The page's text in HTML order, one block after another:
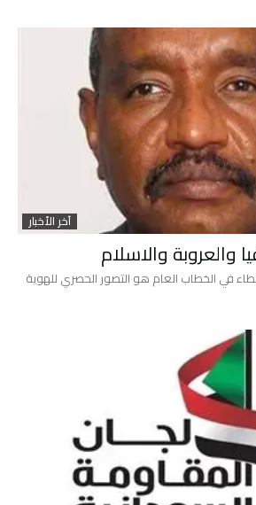
آخر الأخبار
والعروبة والاسلام
في الخطاب العام هو التصور الحصري للهوية